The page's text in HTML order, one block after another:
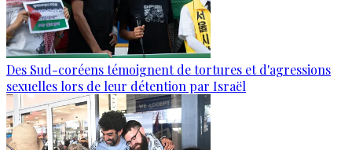
Des Sud-coréens témoignent de tortures et d'agressions
sexuelles lors de leur détention par Israël